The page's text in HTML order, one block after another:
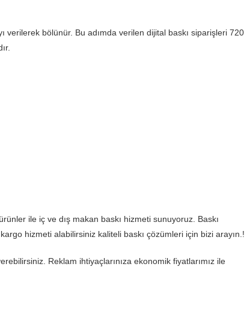
bölünür. Bu adımda verilen dijital baskı siparişleri 720
ile iç ve dış makan baskı hizmeti sunuyoruz. Baskı
hizmeti alabilirsiniz kaliteli baskı çözümleri için bizi arayın.!
Reklam ihtiyaçlarınıza ekonomik fiyatlarımız ile